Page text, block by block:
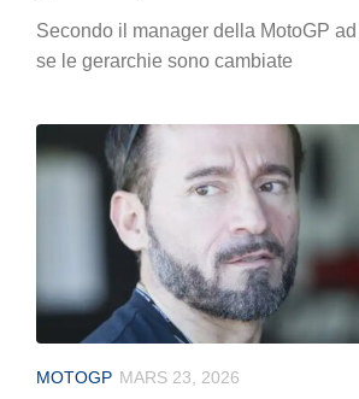
Secondo il manager della MotoGP
se le gerarchie sono cambiate
MOTOGP MARS 23, 2026